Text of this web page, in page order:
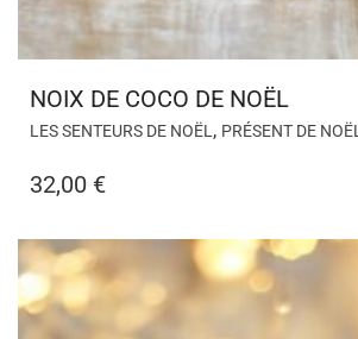
NOIX DE COCO DE NOËL
LES SENTEURS DE NOËL , PRÉSENT DE NOËL
32,00 €